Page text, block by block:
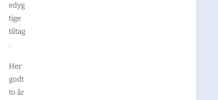
edyg
tige
tiltag
.
Her
godt
to år